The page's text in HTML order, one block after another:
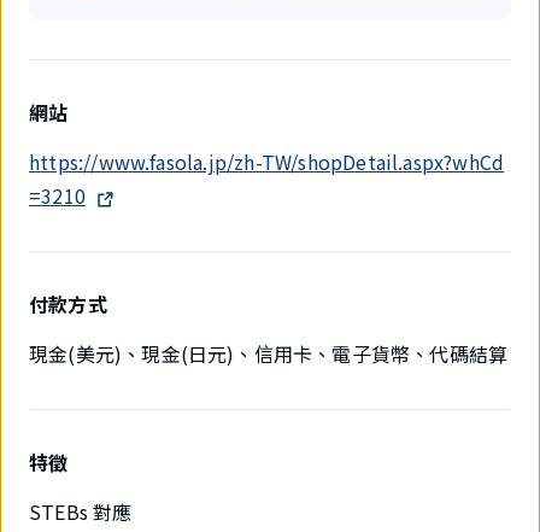
網站
https://www.fasola.jp/zh-TW/shopDetail.aspx?whCd
=3210
付款方式
現金(美元)、現金(日元)、信用卡、電子貨幣、代碼結算
特徵
STEBs 對應